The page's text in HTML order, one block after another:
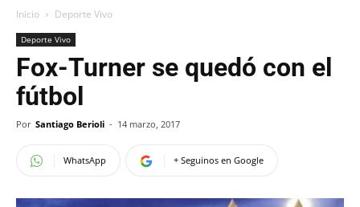
Inicio Deporte Vivo
Deporte Vivo
Fox-Turner se quedó con el
fútbol
Por Santiago Berioli - 14 marzo, 2017
WhatsApp + Seguinos en Google